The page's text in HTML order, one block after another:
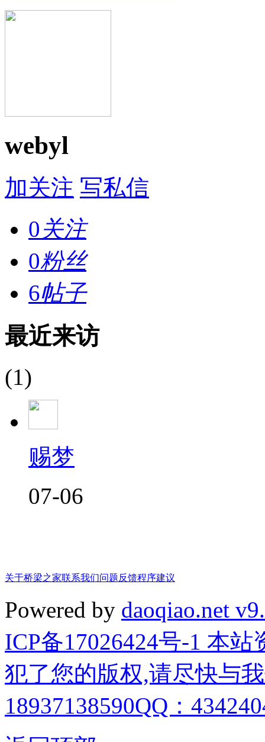
webyl
加关注 写私信
0关注
0粉丝
6帖子
最近来访
(1)
赐梦
07-06
关于桥梁之家联系我们问题反馈程序建议
Powered by daoqiao.net
ICP备17026424号-1 本
犯了您的版权,请尽快与
18937138590QQ：